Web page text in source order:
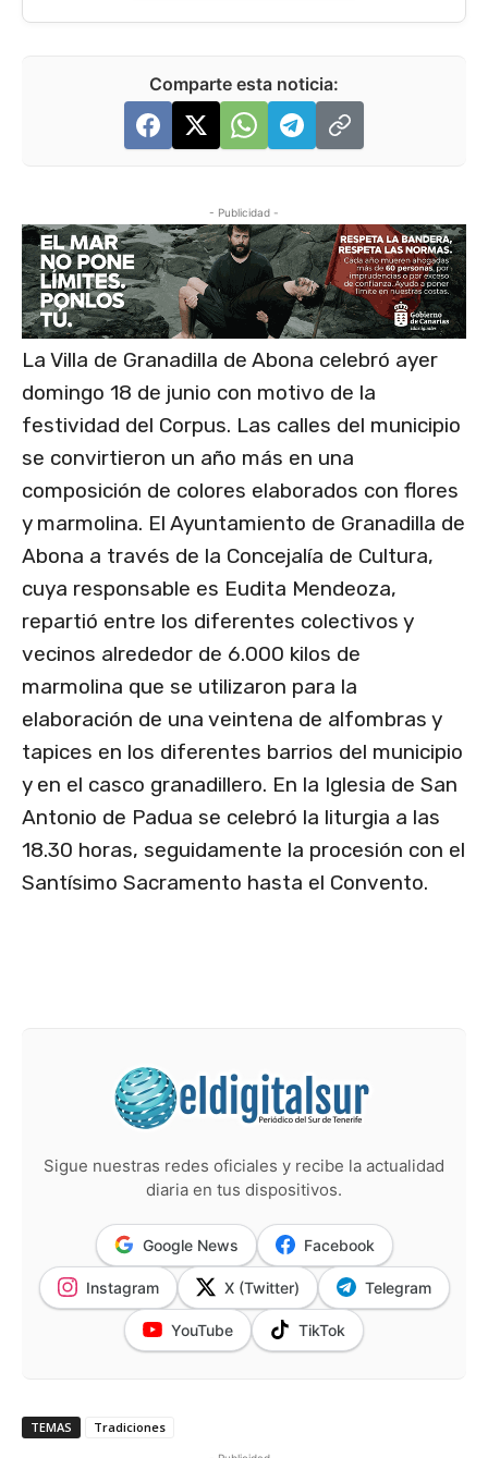
Comparte esta noticia:
- Publicidad -
La Villa de Granadilla de Abona celebró ayer
domingo 18 de junio con motivo de la
festividad del Corpus. Las calles del municipio
se convirtieron un año más en una
composición de colores elaborados con flores
y marmolina. El Ayuntamiento de Granadilla de
Abona a través de la Concejalía de Cultura,
cuya responsable es Eudita Mendeoza,
repartió entre los diferentes colectivos y
vecinos alrededor de 6.000 kilos de
marmolina que se utilizaron para la
elaboración de una veintena de alfombras y
tapices en los diferentes barrios del municipio
y en el casco granadillero. En la Iglesia de San
Antonio de Padua se celebró la liturgia a las
18.30 horas, seguidamente la procesión con el
Santísimo Sacramento hasta el Convento.
Sigue nuestras redes oficiales y recibe la actualidad
diaria en tus dispositivos.
Google News Facebook
Instagram X (Twitter) Telegram
YouTube TikTok
TEMAS Tradiciones